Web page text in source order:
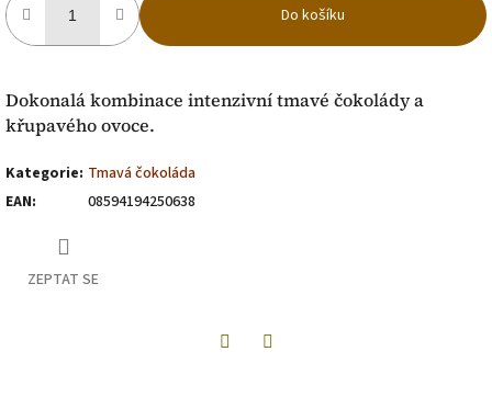
Do košíku
Dokonalá kombinace intenzivní tmavé čokolády a
křupavého ovoce.
Kategorie: Tmavá čokoláda
EAN: 08594194250638
ZEPTAT SE